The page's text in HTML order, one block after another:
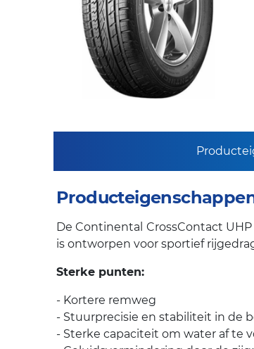
De Continental CrossContact
is ontworpen voor sportief
Sterke punten:
- Kortere remweg
- Stuurprecisie en stabiliteit in de
- Sterke capaciteit om water af te